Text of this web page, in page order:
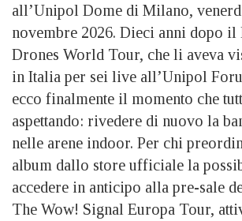
all’Unipol Dome di Milano,
novembre 2026. Dieci anni dopo
Drones World Tour, che li aveva
in Italia per sei live all’Unipol
ecco finalmente il momento che
aspettando: rivedere di nuovo la
nelle arene indoor. Per chi
album dallo store ufficiale la
accedere in anticipo alla pre-sale
The Wow! Signal Europa Tour,